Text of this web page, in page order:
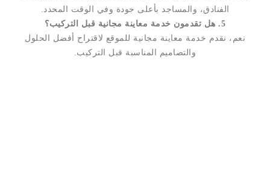
الفنادق، والمساجد بأعلى جودة وفي الوقت المحدد.
5. هل تقدمون خدمة معاينة مجانية قبل التركيب؟
نعم، نقدم خدمة معاينة مجانية للموقع لاقتراح أفضل الحلول
والتصاميم المناسبة قبل التركيب.